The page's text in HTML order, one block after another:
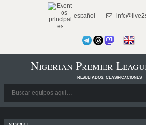
español
Nigerian Premier
resultados, clasificaciones